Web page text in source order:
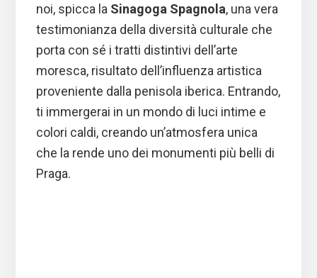
noi, spicca la Sinagoga Spagnola, una vera
testimonianza della diversità culturale che
porta con sé i tratti distintivi dell’arte
moresca, risultato dell’influenza artistica
proveniente dalla penisola iberica. Entrando,
ti immergerai in un mondo di luci intime e
colori caldi, creando un’atmosfera unica
che la rende uno dei monumenti più belli di
Praga.